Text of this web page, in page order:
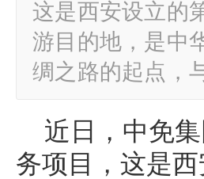
这是西安设立的
游目的地，是中
绸之路的起点，
近日，中免
务项目，这是